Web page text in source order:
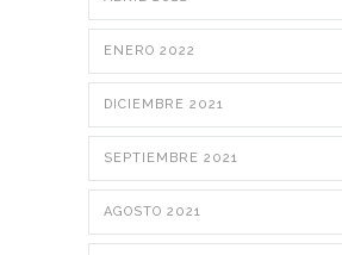
ENERO 2022
DICIEMBRE 2021
SEPTIEMBRE 2021
AGOSTO 2021